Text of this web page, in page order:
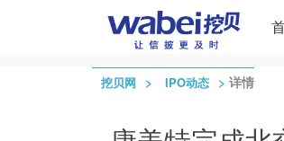
挖贝网 > IPO动态 > 详情